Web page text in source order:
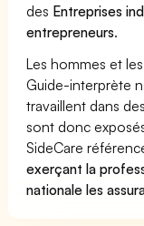
des Entreprises
entrepreneurs.
Les hommes et
Guide-interprète
travaillent dans
sont donc
SideCare
exerçant la
nationale les